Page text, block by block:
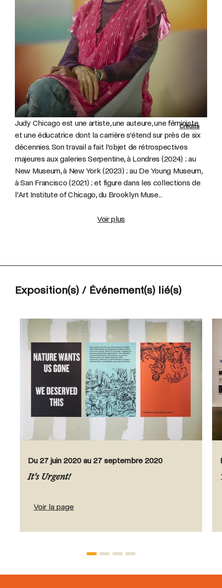
Crédits
Judy Chicago est une artiste, une auteure, une féministe
et une éducatrice dont la carrière s’étend sur près de six
décennies. Son travail a fait l’objet de rétrospectives
majeures aux galeries Serpentine, à Londres (2024) ; au
New Museum, à New York (2023) ; au De Young Museum,
à San Francisco (2021) ; et figure dans les collections de
l’Art Institute of Chicago, du Brooklyn Muse...
Voir plus
Exposition(s) / Événement(s) lié(s)
It's Urgent!
Du 27 juin 2020 au 27 septembre 2020
Voir la page